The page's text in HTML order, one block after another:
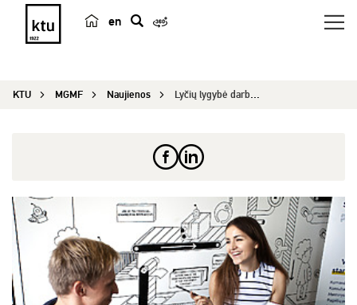
en
e
KTU MGMF Naujienos Lyčių lygybė darbo vietoje – ar situacija keičia...